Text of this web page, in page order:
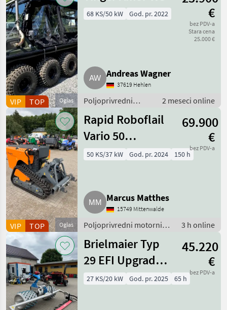
Sonstige
Oglas
VIP TOP
€
bez PDV-a
Stara cena
25.000 €
68 KS/50 kW God. pr. 2022
Andreas Wagner
37619 Hehlen
Poljoprivredni
ATV/UTV quad
2 meseci online
Oglas
VIP TOP
Rapid Roboflail
Vario 50
Funkraupe
69.900
€
bez PDV-a
50 KS/37 kW God. pr. 2024 150 h
Marcus Matthes
15749 Mittenwalde
Poljoprivredni motorni
motorne freze
3 h online
Brielmaier Typ
29 EFI Upgrade
Vorführmaschine
45.220
€
bez PDV-a
27 KS/20 kW God. pr. 2025 65 h